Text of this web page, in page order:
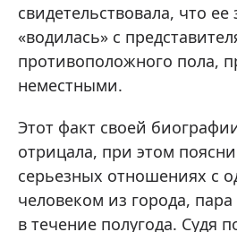
свидетельствовала, что
«водилась» с
противоположного пола,
неместными.
Этот факт своей
отрицала, при этом
серьезных отношениях с
человеком из города,
в течение полугода. Судя